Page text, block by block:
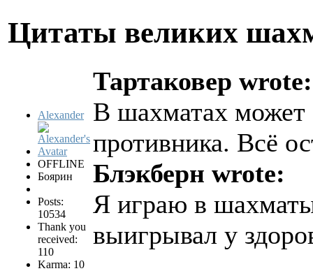
Цитаты великих
Alexander
OFFLINE
Боярин
Posts:
10534
Thank you
received:
110
Karma: 10
Тартаковер wrote:
В шахматах может
противника. Всё
Блэкберн wrote:
Я играю в
выигрывал у